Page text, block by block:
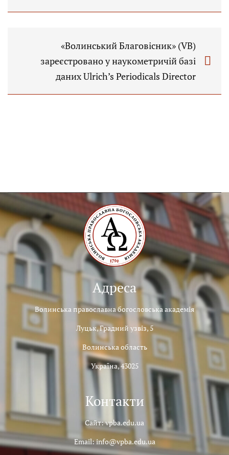
«Волинський Благовісник» (VB)
зареєстровано у наукометричій базі
даних Ulrich’s Periodicals Director
Адреса
Волинська православна богословська академія
Луцьк, Градний узвіз, 5
Волинська область
Україна, 43025
Контакти
Сайт: vpba.edu.ua
Email: info@vpba.edu.ua